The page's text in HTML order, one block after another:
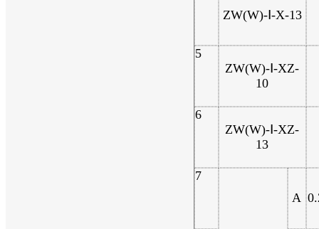
ZW(W)-Ⅰ-X-13
5
ZW(W)-Ⅰ-XZ-
10
6
ZW(W)-Ⅰ-XZ-
13
7
A